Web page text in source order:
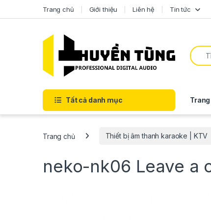
Trang chủ Giới thiệu Liên hệ Tin tức
Tất cả danh mục
Trang chủ Thiết bị âm thanh karaoke | KTV
neko-nk06 Leave a